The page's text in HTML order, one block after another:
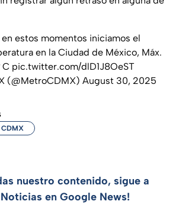
en estos momentos iniciamos el
en la Ciudad de México, Máx.
C pic.twitter.com/dlD1J8OeST
(@MetroCDMX) August 30, 2025
nuestro contenido, sigue a
en Google News!